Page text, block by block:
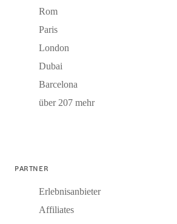
Rom
Paris
London
Dubai
Barcelona
über 207 mehr
PARTNER
Erlebnisanbieter
Affiliates